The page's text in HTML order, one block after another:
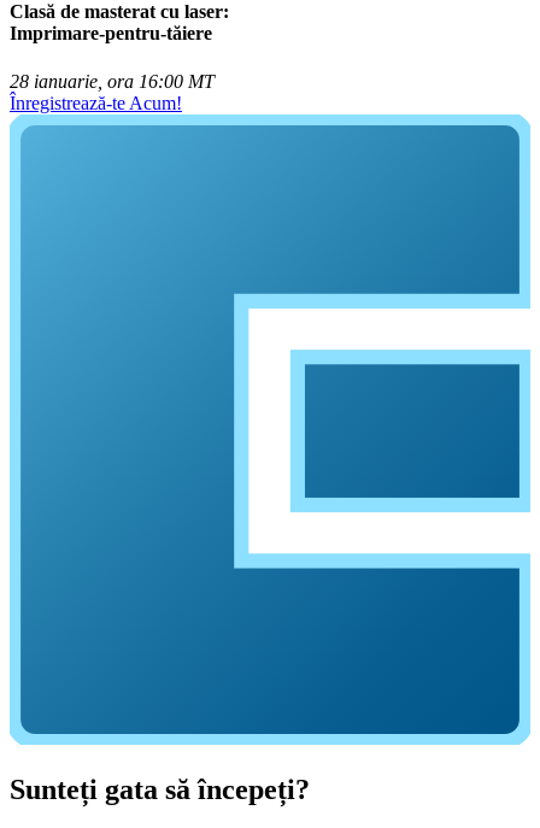
Clasă de masterat cu laser:
Imprimare-pentru-tăiere
28 ianuarie, ora 16:00 MT
Înregistrează-te Acum!
Sunteți gata să începeți?